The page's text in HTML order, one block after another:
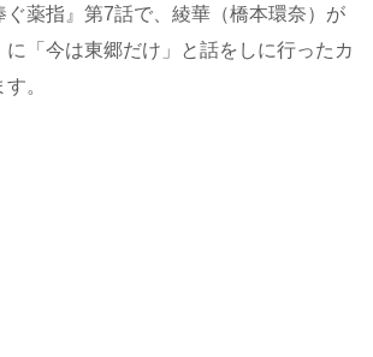
ぐ薬指』第7話で、綾華（橋本環奈）が
「今は東郷だけ」と話をしに行ったカ
。